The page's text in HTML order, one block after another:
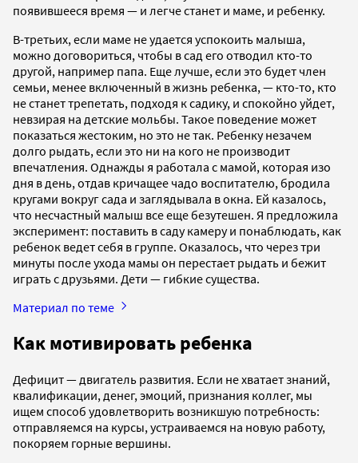
появившееся время — и легче станет и маме, и ребенку.
В-третьих, если маме не удается успокоить малыша,
можно договориться, чтобы в сад его отводил кто-то
другой, например папа. Еще лучше, если это будет член
семьи, менее включенный в жизнь ребенка, — кто-то, кто
не станет трепетать, подходя к садику, и спокойно уйдет,
невзирая на детские мольбы. Такое поведение может
показаться жестоким, но это не так. Ребенку незачем
долго рыдать, если это ни на кого не производит
впечатления. Однажды я работала с мамой, которая изо
дня в день, отдав кричащее чадо воспитателю, бродила
кругами вокруг сада и заглядывала в окна. Ей казалось,
что несчастный малыш все еще безутешен. Я предложила
эксперимент: поставить в саду камеру и понаблюдать, как
ребенок ведет себя в группе. Оказалось, что через три
минуты после ухода мамы он перестает рыдать и бежит
играть с друзьями. Дети — гибкие существа.
Материал по теме
Как мотивировать ребенка
Дефицит — двигатель развития. Если не хватает знаний,
квалификации, денег, эмоций, признания коллег, мы
ищем способ удовлетворить возникшую потребность:
отправляемся на курсы, устраиваемся на новую работу,
покоряем горные вершины.